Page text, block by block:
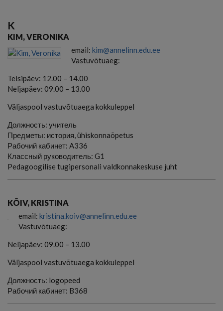
K
KIM, VERONIKA
email: kim@annelinn.edu.ee
Vastuvõtuaeg:
Teisipäev: 12.00 – 14.00
Neljapäev: 09.00 – 13.00
Väljaspool vastuvõtuaega kokkuleppel
Должность: учитель
Предметы: история, ühiskonnaõpetus
Рабочий кабинет: A336
Классный руководитель: G1
Pedagoogilise tugipersonali valdkonnakeskuse juht
KÕIV, KRISTINA
email: kristina.koiv@annelinn.edu.ee
Vastuvõtuaeg:
Neljapäev: 09.00 – 13.00
Väljaspool vastuvõtuaega kokkuleppel
Должность: logopeed
Рабочий кабинет: B368